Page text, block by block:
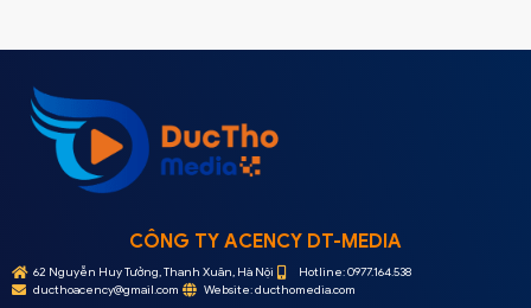
CÔNG TY ACENCY DT-MEDIA
62 Nguyễn Huy Tưởng, Thanh Xuân, Hà Nội
Hotline: 0977.164.538
ducthoacency@gmail.com
Website: ducthomedia.com